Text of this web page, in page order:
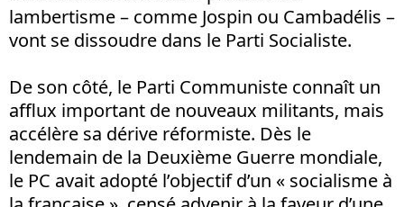
lambertisme – comme Jospin ou Cambadélis –
vont se dissoudre dans le Parti Socialiste.
De son côté, le Parti Communiste connaît un
afflux important de nouveaux militants, mais
accélère sa dérive réformiste. Dès le
lendemain de la Deuxième Guerre mondiale,
le PC avait adopté l’objectif d’un « socialisme à